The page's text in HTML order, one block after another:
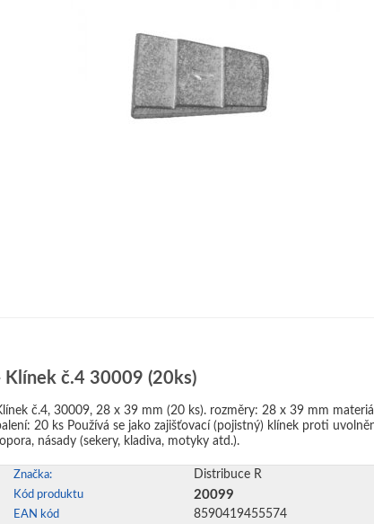
Klínek č.4 30009 (20ks)
č.4, 30009, 28 x 39 mm (20 ks). rozměry: 28 x 39 mm materiál: kov
20 ks Používá se jako zajišťovací (pojistný) klínek proti uvolnění
násady (sekery, kladiva, motyky atd.).
Značka: Distribuce R
Kód produktu 20099
EAN kód 8590419455574